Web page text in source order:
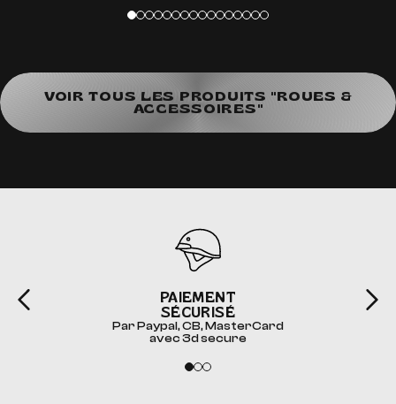
VOIR TOUS LES PRODUITS "ROUES &
ACCESSOIRES"
PAIEMENT
SÉCURISÉ
Par Paypal, CB, MasterCard
avec 3d secure